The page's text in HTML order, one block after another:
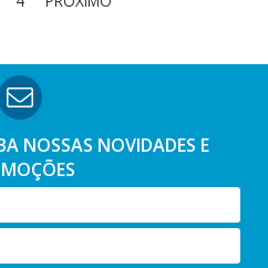
NOSSAS NOVIDADES E